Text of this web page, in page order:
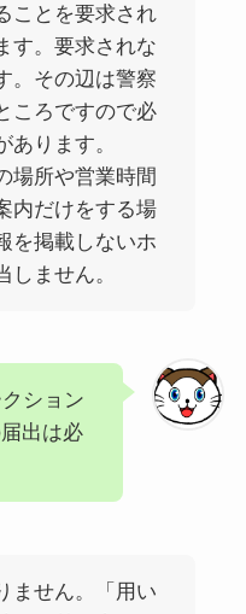
ことを要求され
す。要求されな
。その辺は警察
ころですので必
あります。
場所や営業時間
内だけをする場
を掲載しないホ
しません。
ション
出は必
ません。「用い